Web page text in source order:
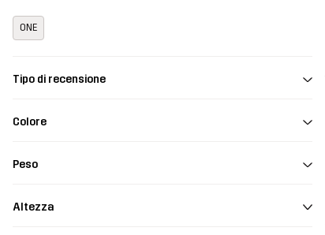
ONE
Tipo di recensione
Colore
Peso
Altezza